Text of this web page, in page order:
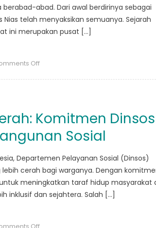
abad. Dari awal berdirinya sebagai
telah menyaksikan semuanya. Sejarah
ini merupakan pusat […]
Offon
Komitmen Dinsos
Sosial
Departemen Pelayanan Sosial (Dinsos)
cerah bagi warganya. Dengan
meningkatkan taraf hidup masyarakat
inklusif dan sejahtera. Salah […]
on